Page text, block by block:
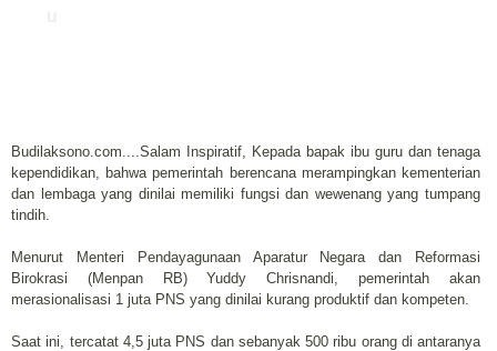
Budilaksono.com....Salam Inspiratif, Kepada bapak ibu guru dan tenaga
kependidikan, bahwa pemerintah berencana merampingkan kementerian
dan lembaga yang dinilai memiliki fungsi dan wewenang yang tumpang
tindih.
Menurut Menteri Pendayagunaan Aparatur Negara dan Reformasi
Birokrasi (Menpan RB) Yuddy Chrisnandi, pemerintah akan
merasionalisasi 1 juta PNS yang dinilai kurang produktif dan kompeten.
Saat ini, tercatat 4,5 juta PNS dan sebanyak 500 ribu orang di antaranya